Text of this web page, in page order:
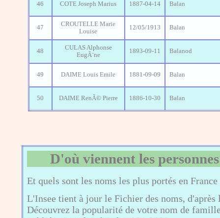
46 COTE Joseph Marius 1887-04-14 Balan
47
CROUTELLE Marie
Louise
12/05/1913 Balan
48
CULAS Alphonse
EugÃ¨ne
1893-09-11 Balanod
49 DAIME Louis Emile 1881-09-09 Balan
50 DAIME RenÃ© Pierre 1886-10-30 Balan
D'où viennent les
Et quels sont les noms les plus portés en
L'Insee tient à jour le Fichier des noms,
Découvrez la popularité de votre nom de